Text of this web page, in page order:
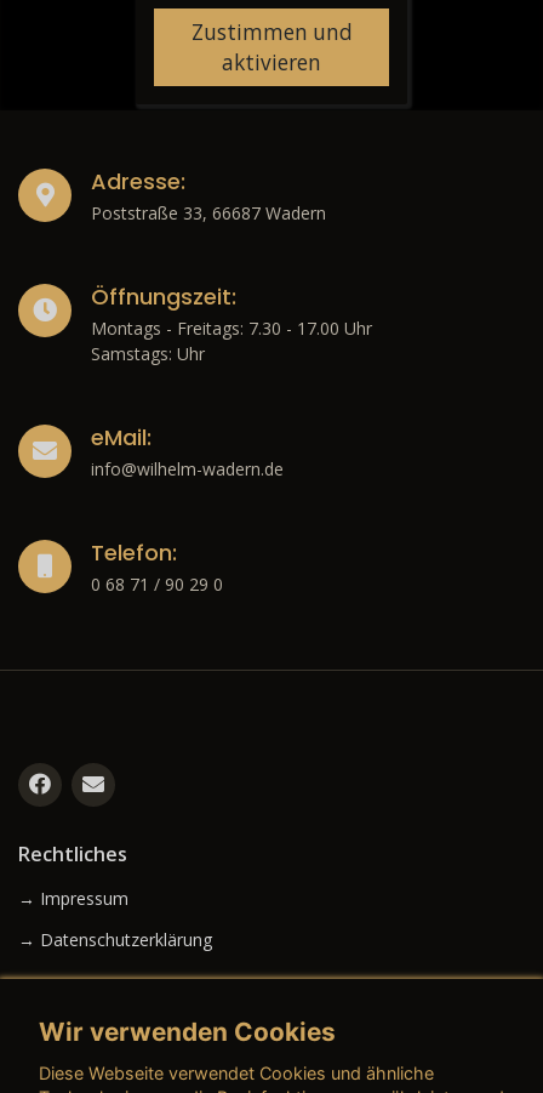
Zustimmen und
aktivieren
Adresse:
Poststraße 33, 66687 Wadern
Öffnungszeit:
Montags - Freitags: 7.30 - 17.00 Uhr
Samstags: Uhr
eMail:
info@wilhelm-wadern.de
Telefon:
0 68 71 / 90 29 0
Rechtliches
→ Impressum
→ Datenschutzerklärung
Wir verwenden Cookies
Diese Webseite verwendet Cookies und ähnliche